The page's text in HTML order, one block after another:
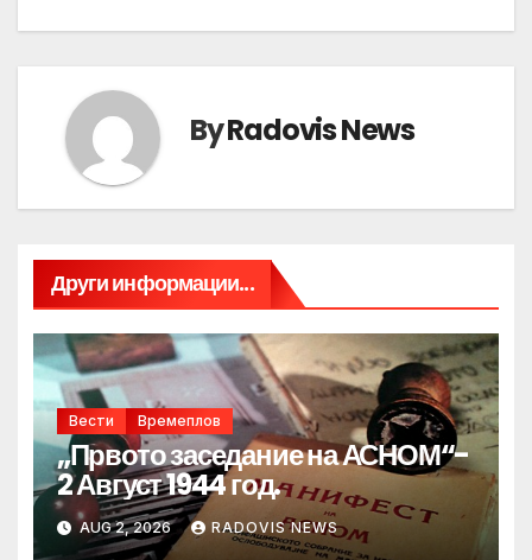
ByRadovis News
Други информации...
Вести Времеплов
„Првото заседание на АСНОМ“-
2 Август 1944 год.
AUG 2, 2026 RADOVIS NEWS